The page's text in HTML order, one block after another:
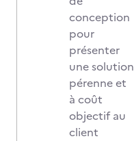
conception
pour
présenter
une solution
pérenne et
à coût
objectif au
client